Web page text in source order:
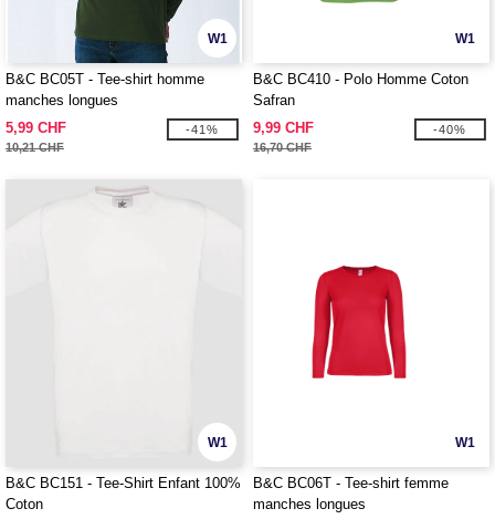
W1
B&C BC05T - Tee-shirt homme
manches longues
5,99 CHF
10,21 CHF
-41%
W1
B&C BC410 - Polo Homme Coton
Safran
9,99 CHF
16,70 CHF
-40%
W1
B&C BC151 - Tee-Shirt Enfant 100%
Coton
W1
B&C BC06T - Tee-shirt femme
manches longues